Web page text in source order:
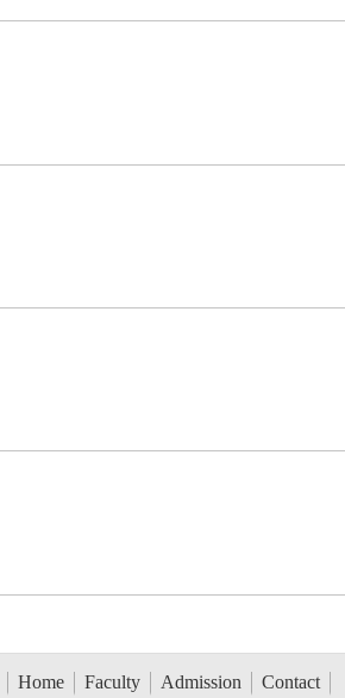
Home Faculty Admission Contact